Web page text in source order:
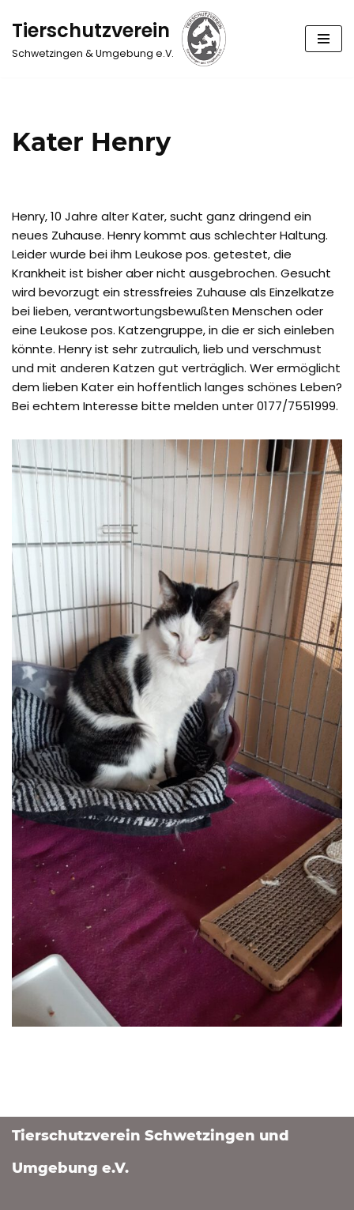
Zum
Inhalt
Tierschutzverein
Schwetzingen & Umgebung e.V.
Kater Henry
Henry, 10 Jahre alter Kater, sucht ganz dringend ein
neues Zuhause. Henry kommt aus schlechter Haltung.
Leider wurde bei ihm Leukose pos. getestet, die
Krankheit ist bisher aber nicht ausgebrochen. Gesucht
wird bevorzugt ein stressfreies Zuhause als Einzelkatze
bei lieben, verantwortungsbewußten Menschen oder
eine Leukose pos. Katzengruppe, in die er sich einleben
könnte. Henry ist sehr zutraulich, lieb und verschmust
und mit anderen Katzen gut verträglich. Wer ermöglicht
dem lieben Kater ein hoffentlich langes schönes Leben?
Bei echtem Interesse bitte melden unter 0177/7551999.
Tierschutzverein Schwetzingen und
Umgebung e.V.